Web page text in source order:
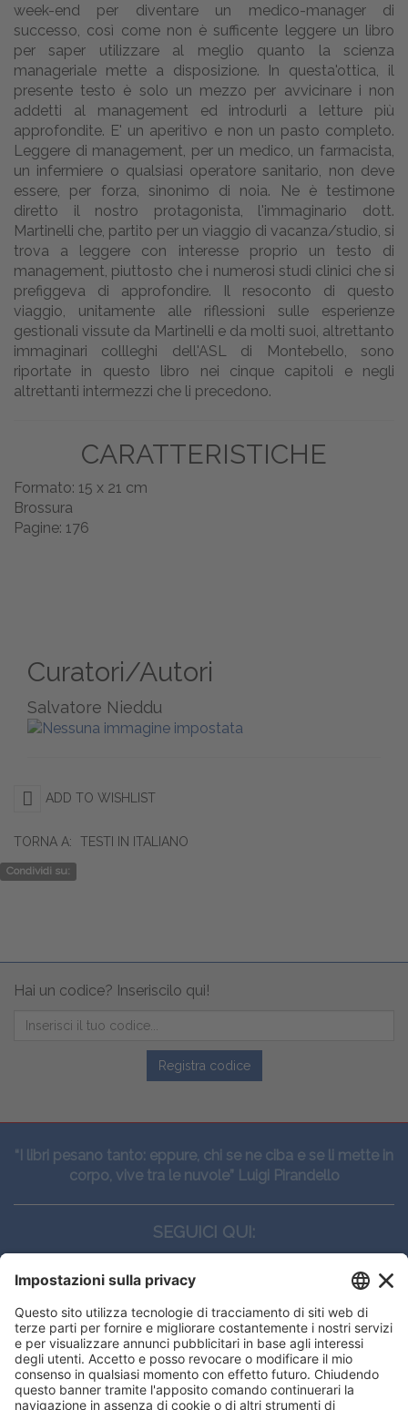
week-end per diventare un medico-manager di
successo, così come non è sufficente leggere un libro
per saper utilizzare al meglio quanto la scienza
manageriale mette a disposizione. In questa'ottica, il
presente testo è solo un mezzo per avvicinare i non
addetti al management ed introdurli a letture più
approfondite. E' un aperitivo e non un pasto completo.
Leggere di management, per un medico, un farmacista,
un infermiere o qualsiasi operatore sanitario, non deve
essere, per forza, sinonimo di noia. Ne è testimone
diretto il nostro protagonista, l'immaginario dott.
Martinelli che, partito per un viaggio di vacanza/studio, si
trova a leggere con interesse proprio un testo di
management, piuttosto che i numerosi studi clinici che si
prefiggeva di approfondire. Il resoconto di questo
viaggio, unitamente alle riflessioni sulle esperienze
gestionali vissute da Martinelli e da molti suoi, altrettanto
immaginari collleghi dell'ASL di Montebello, sono
riportate in questo libro nei cinque capitoli e negli
altrettanti intermezzi che li precedono.
CARATTERISTICHE
Formato: 15 x 21 cm
Brossura
Pagine: 176
Curatori/Autori
Salvatore Nieddu
ADD TO WISHLIST
TORNA A: TESTI IN ITALIANO
Condividi su:
Hai un codice? Inseriscilo qui!
Registra codice
“I libri pesano tanto: eppure, chi se ne ciba e se li mette in
corpo, vive tra le nuvole” Luigi Pirandello
SEGUICI QUI:
CONTATTI
Edi.Ermes srl
Viale E. Forlanini, 21 - 20134, Milano
(+39)027021121